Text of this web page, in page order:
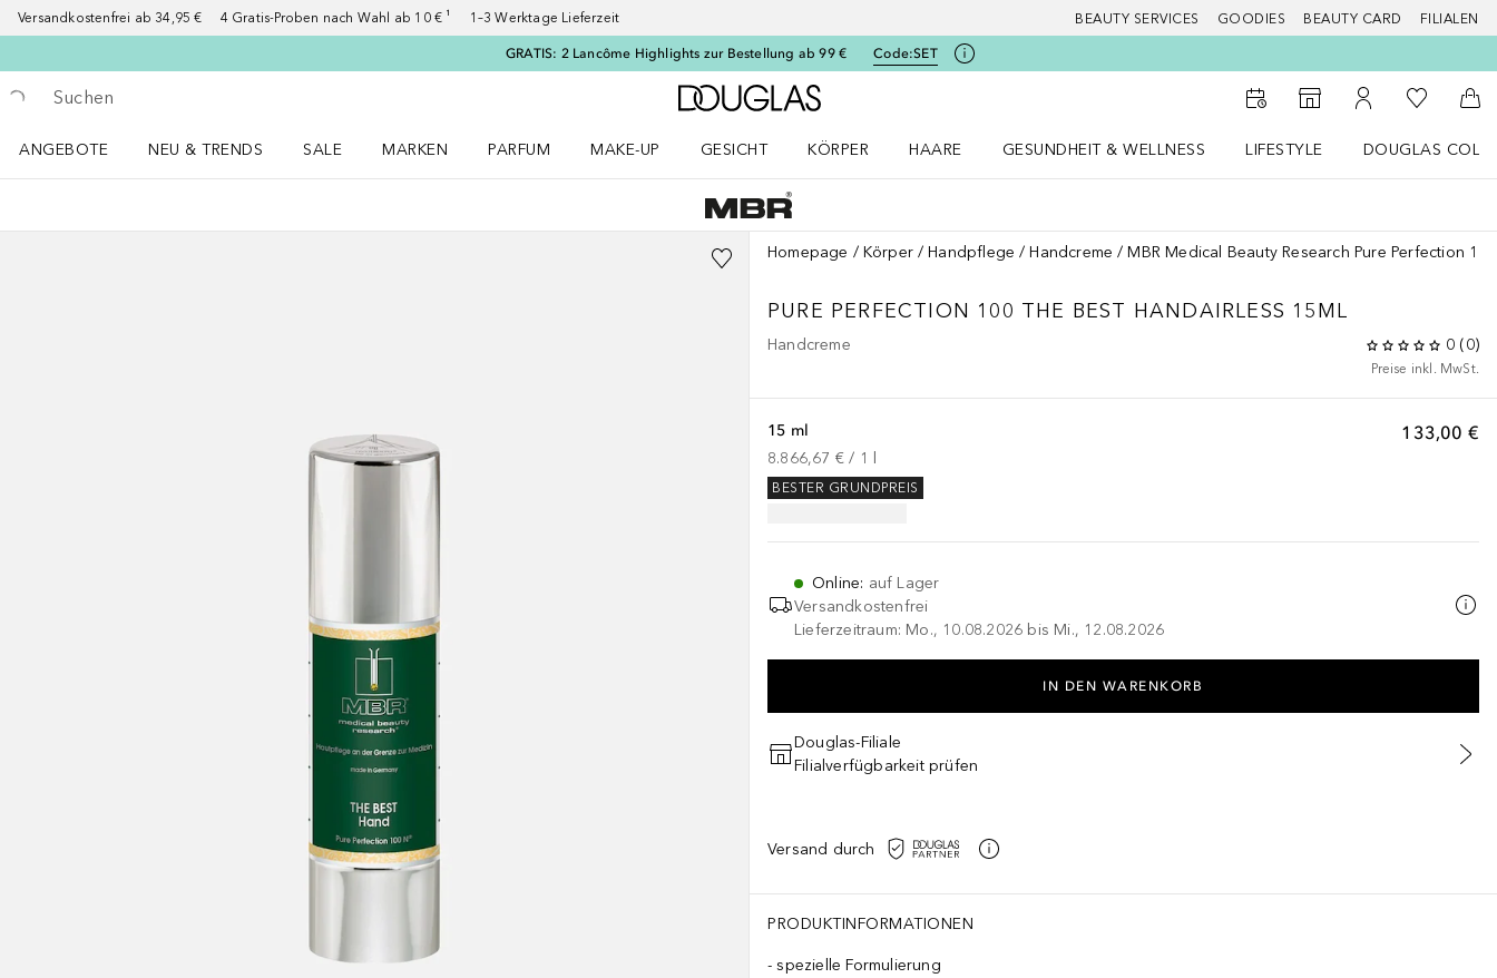
Versandkostenfrei ab 34,95 € 4 Gratis-Proben nach Wahl ab 10 € ¹ 1–3 Werktage Lieferzeit BEAUTY SERVICES GOODIES BEAUTY CARD FILIALEN
GRATIS: 2 Lancôme Highlights zur Bestellung ab 99 € Code:SET
Gehe zurück
Suche ausführen
Zur Douglas Startseite
Zum Storefinder
Zu Meinem
Zu Meiner
ANGEBOTE
NEU & TRENDS
SALE
MARKEN
PARFUM
MAKE-UP
GESICHT
KÖRPER
HAARE
GESUNDHEIT & WELLNESS
LIFESTYLE
DOUGLAS
Homepage Körper Handpflege Handcreme MBR Medical Beauty Research Pure Perfection
PURE PERFECTION 100 THE BEST HANDAIRLESS 15ML
Handcreme 0 (0)
Preise inkl. MwSt.
133,00 €
15 ml
8.866,67 € / 1
BESTER GRUNDPREIS
Online: auf Lager
Versandkostenfrei
Lieferzeitraum: Mo., 10.08.2026 bis Mi., 12.08.2026
IN DEN WARENKORB
Douglas-Filiale
Filialverfügbarkeit prüfen
Versand durch
PRODUKTINFORMATIONEN
spezielle Formulierung